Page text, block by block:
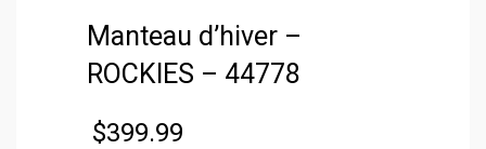
Manteau d’hiver –
ROCKIES – 44778
$399.99